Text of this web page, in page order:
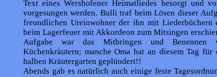
Text eines Wershofener Heimatliedes besorgt und
vorgesungen werden. Bulli traf beim Lösen dieser
freundlichen Ureinwohner der ihn mit Liederbüchern
beim Lagerfeuer mit Akkordeon zum Mitsingen
Aufgabe war das Mitbringen und Benennen
Küchenkräutern; manche Oma hat an diesem Tag für
halben Kräutergarten geplündert!!
Abends gab es natürlich auch einige feste